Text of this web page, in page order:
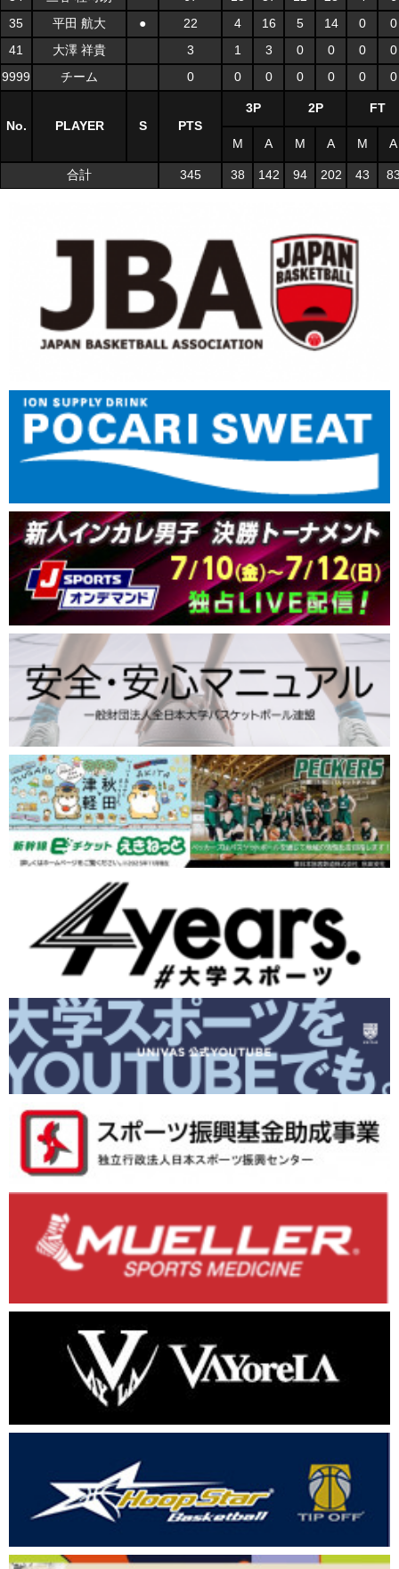
35
平田 航大 ● 22 4 16 5 14 0
0
41
大澤 祥貴 3 1 3 0 0 0
0
9999
チーム 0 0 0 0 0 0 0
No. PLAYER S PTS
3P 2P FT
M A M A M A
合計 345 38 142 94 202 43